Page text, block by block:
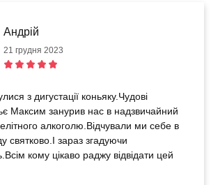
Андрій
21 грудня 2023
з дигустації коньяку.Чудові
Максим занурив нас в надзвичайний
алкоголю.Відчували ми себе в
святково.І зараз згадуючи
кому цікаво раджу відвідати цей